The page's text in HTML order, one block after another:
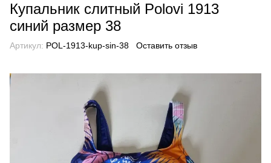
Купальник слитный Polovi 1913
синий размер 38
Артикул: POL-1913-kup-sin-38 Оставить отзыв